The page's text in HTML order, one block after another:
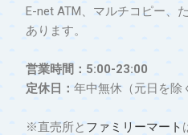
E-net ATM、マルチコピー、
あります。
営業時間：5:00-23:00
定休日：年中無休（元日を除
※直売所と ファミリーマート